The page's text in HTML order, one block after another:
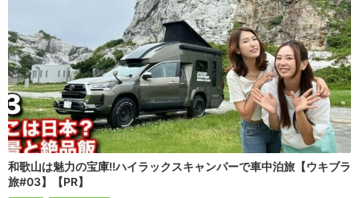
和歌山は魅力の宝庫!!ハイラックスキャンパーで車中泊旅【ウキブラ
旅#03】【PR】